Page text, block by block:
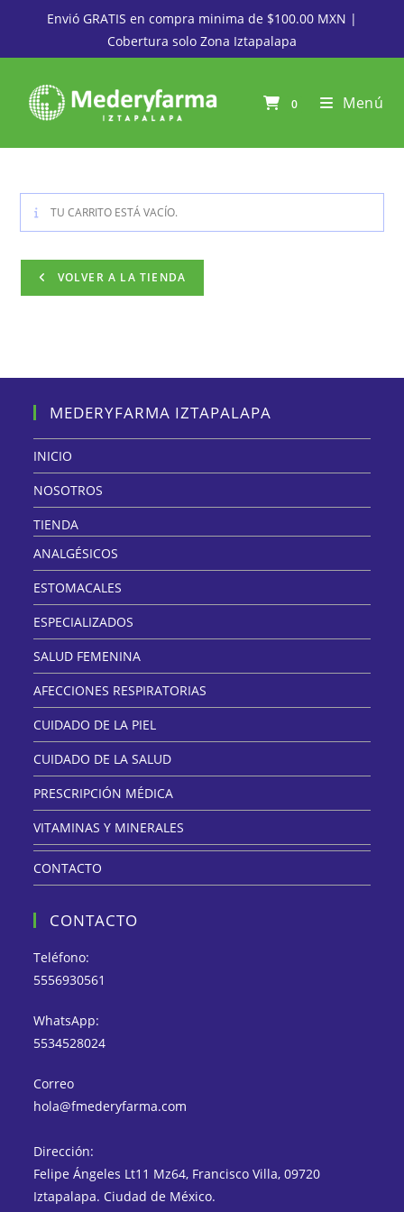
Envió GRATIS en compra minima de $100.00 MXN |
Cobertura solo Zona Iztapalapa
0 Menú
TU CARRITO ESTÁ VACÍO.
VOLVER A LA TIENDA
MEDERYFARMA IZTAPALAPA
INICIO
NOSOTROS
TIENDA
ANALGÉSICOS
ESTOMACALES
ESPECIALIZADOS
SALUD FEMENINA
AFECCIONES RESPIRATORIAS
CUIDADO DE LA PIEL
CUIDADO DE LA SALUD
PRESCRIPCIÓN MÉDICA
VITAMINAS Y MINERALES
CONTACTO
CONTACTO
Teléfono:
5556930561
WhatsApp:
5534528024
Correo
hola@fmederyfarma.com
Dirección:
Felipe Ángeles Lt11 Mz64, Francisco Villa, 09720
Iztapalapa. Ciudad de México.